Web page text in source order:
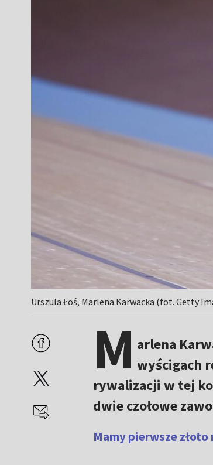
Urszula Łoś, Marlena Karwacka (fot. Getty
M arlena
wyścigach
rywalizacji w tej
dwie czołowe
Mamy pierwsze